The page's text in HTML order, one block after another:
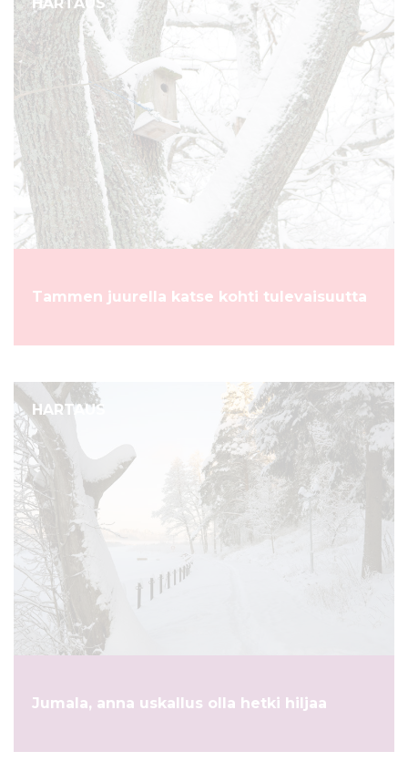
Tammen juurella katse kohti tulevaisuutta
HARTAUS
Jumala, anna uskallus olla hetki hiljaa